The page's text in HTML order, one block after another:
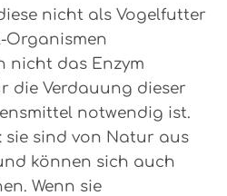
nicht als Vogelfutter
Organismen
nicht das Enzym
die Verdauung dieser
notwendig ist.
sie sind von Natur aus
können sich auch
Wenn sie